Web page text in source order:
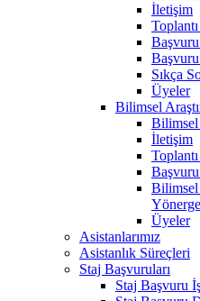
İletişim
Başvuru
Sıkça
Üyeler
Bilimsel
Bilimsel
İletişim
Bilimsel
Üyeler
Asistanlarımız
Asistanlık Süreçleri
Staj Başvuruları
Staj Başvuru